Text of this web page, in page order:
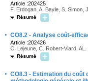
Article :202425
F. Erdogan, A. Bayle, S. Simon,
Résumé
· CO8.2 - Analyse coût-
Article :202426
C. Lejeune, C. Robert-Viard,
Résumé
· CO8.3 - Estimation du